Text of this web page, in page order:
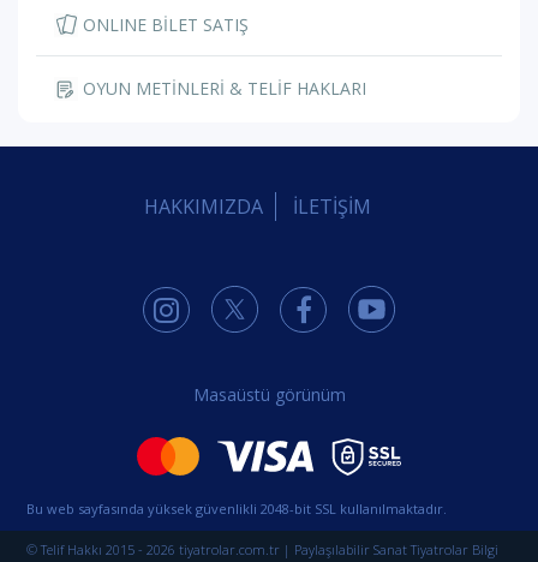
ONLINE BİLET SATIŞ
OYUN METİNLERİ & TELİF HAKLARI
HAKKIMIZDA İLETİŞİM
Masaüstü görünüm
Bu web sayfasında yüksek güvenlikli 2048-bit SSL kullanılmaktadır.
© Telif Hakkı 2015 - 2026 tiyatrolar.com.tr | Paylaşılabilir Sanat Tiyatrolar Bilgi